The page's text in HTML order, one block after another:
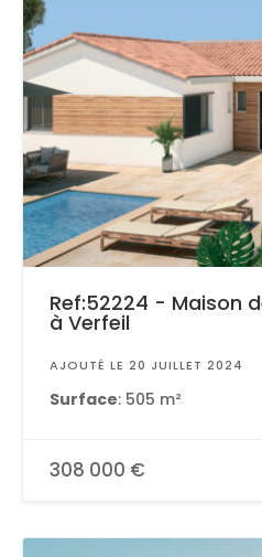
Ref:52224 - Maison
à Verfeil
AJOUTÉ LE 20 JUILLET 2024
Surface: 505 m²
308 000 €